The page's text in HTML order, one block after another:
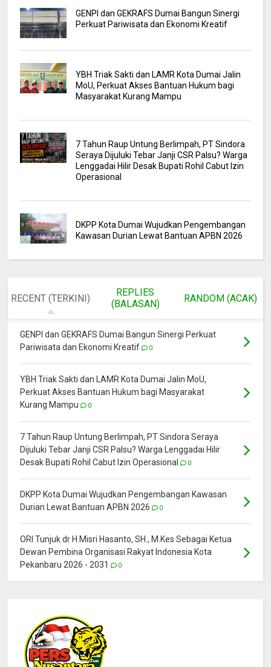
GENPI dan GEKRAFS Dumai Bangun Sinergi
Perkuat Pariwisata dan Ekonomi Kreatif
YBH Triak Sakti dan LAMR Kota Dumai Jalin
MoU, Perkuat Akses Bantuan Hukum bagi
Masyarakat Kurang Mampu
7 Tahun Raup Untung Berlimpah, PT Sindora
Seraya Dijuluki Tebar Janji CSR Palsu? Warga
Lenggadai Hilir Desak Bupati Rohil Cabut Izin
Operasional
DKPP Kota Dumai Wujudkan Pengembangan
Kawasan Durian Lewat Bantuan APBN 2026
RECENT (TERKINI)
REPLIES
(BALASAN)
RANDOM (ACAK)
GENPI dan GEKRAFS Dumai Bangun Sinergi Perkuat
Pariwisata dan Ekonomi Kreatif
0
YBH Triak Sakti dan LAMR Kota Dumai Jalin MoU,
Perkuat Akses Bantuan Hukum bagi Masyarakat
Kurang Mampu
0
7 Tahun Raup Untung Berlimpah, PT Sindora Seraya
Dijuluki Tebar Janji CSR Palsu? Warga Lenggadai Hilir
Desak Bupati Rohil Cabut Izin Operasional
0
DKPP Kota Dumai Wujudkan Pengembangan Kawasan
Durian Lewat Bantuan APBN 2026
0
ORI Tunjuk dr H Misri Hasanto, SH., M.Kes Sebagai Ketua
Dewan Pembina Organisasi Rakyat Indonesia Kota
Pekanbaru 2026 - 2031
0